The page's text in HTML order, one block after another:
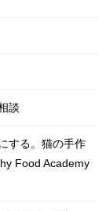
談
する。猫の手作
Food Academy